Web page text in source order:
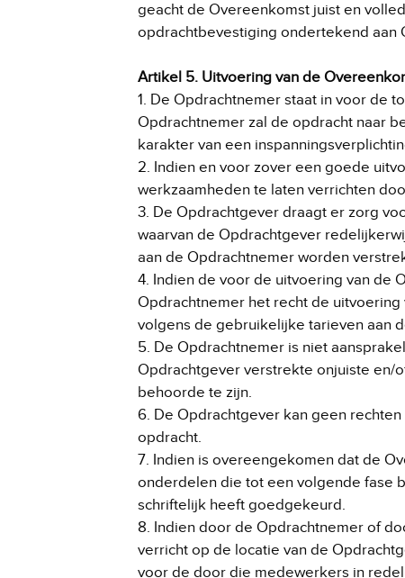
geacht de Overeenkomst juist en
opdrachtbevestiging ondertekend aan
Artikel 5. Uitvoering van de
1. De Opdrachtnemer staat in voor de
Opdrachtnemer zal de opdracht naar
karakter van een
2. Indien en voor zover een goede
werkzaamheden te laten verrichten
3. De Opdrachtgever draagt er zorg
waarvan de Opdrachtgever
aan de Opdrachtnemer worden
4. Indien de voor de uitvoering van de
Opdrachtnemer het recht de
volgens de gebruikelijke tarieven aan
5. De Opdrachtnemer is niet
Opdrachtgever verstrekte onjuiste en/
behoorde te zijn.
6. De Opdrachtgever kan geen
opdracht.
7. Indien is overeengekomen dat de
onderdelen die tot een volgende fase
schriftelijk heeft goedgekeurd.
8. Indien door de Opdrachtnemer of
verricht op de locatie van de
voor de door die medewerkers in